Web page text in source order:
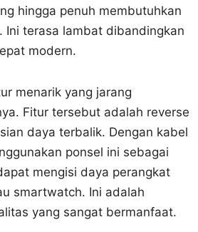
hingga penuh membutuhkan
Ini terasa lambat dibandingkan
modern.
menarik yang jarang
Fitur tersebut adalah reverse
daya terbalik. Dengan kabel
ponsel ini sebagai
mengisi daya perangkat
smartwatch. Ini adalah
yang sangat bermanfaat.